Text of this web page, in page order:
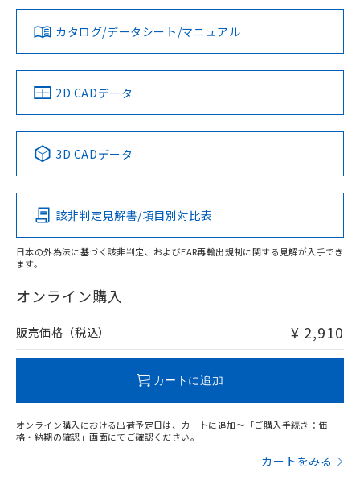
ダウンロードデータをご利用いただく前に、以下を必ずお読
みください。
ソフトウェアの使用条件
対応済み
中国 RoHS 注意事項・凡例
Pb Hg Cd Cr(VI)
O
在庫等で未対応品が混在する可能性があります。
問い合わせください。
LR型式承認
（イギリス
船舶規格）
DNV型式承認
（ノルウェー
BV型式承認
（フランス
KR型式
（韓国
No No No No
この製品の規格認証/適合状況ページへ
その他の認証はこちらのページからご検索ください
カタログ/データシート/マニュアル
2D CADデータ
3D CADデータ
該非判定見解書/項目別対比表
日本の外為法に基づく該非判定、およびEAR再輸出規制に関する見解が入手でき
ます。
オンライン購入
販売価格（税込） ¥ 2,910
カートに追加
オンライン購入における出荷予定日は、カートに追加～「ご購入手続き：価
格・納期の確認」画面にてご確認ください。
カートをみる